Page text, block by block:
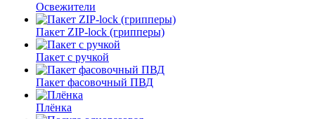
Освежители
Пакет ZIP-lock (грипперы)
Пакет с ручкой
Пакет фасовочный ПВД
Плёнка